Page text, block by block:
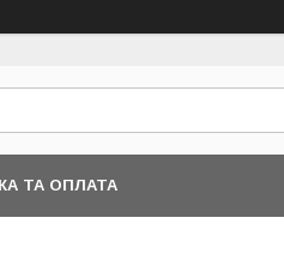
ТА ОПЛАТА